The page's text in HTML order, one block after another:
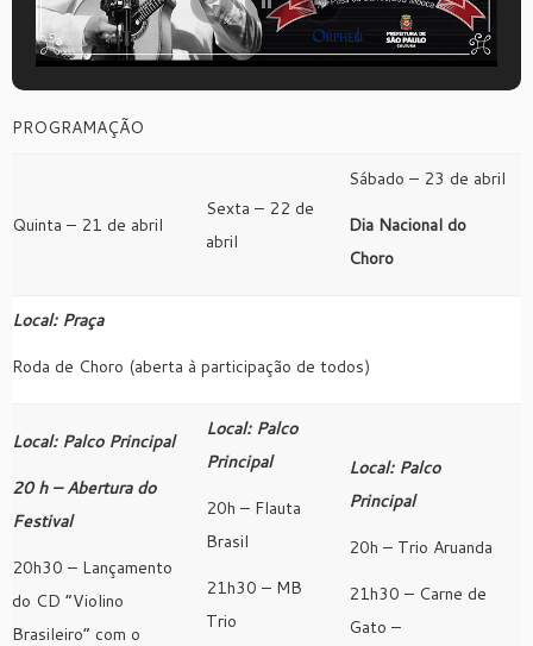
PROGRAMAÇÃO
Quinta – 21 de abril
Sexta – 22 de
abril
Sábado – 23 de abril
Dia Nacional do
Choro
Local: Praça
Roda de Choro (aberta à participação de todos)
Local: Palco Principal
20 h – Abertura do
Festival
20h30 – Lançamento
do CD “Violino
Brasileiro” com o
Local: Palco
Principal
20h – Flauta
Brasil
21h30 – MB
Trio
Local: Palco
Principal
20h – Trio Aruanda
21h30 – Carne de
Gato –